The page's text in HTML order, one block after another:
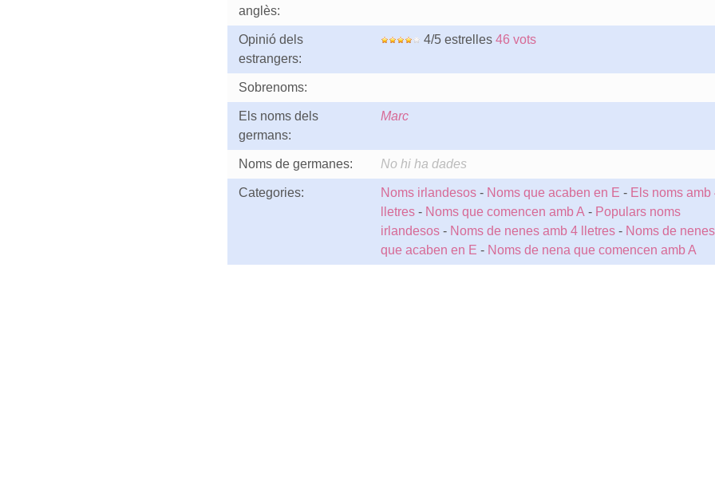
anglès:
Opinió dels
estrangers:
4/5 estrelles 46 vots
Sobrenoms:
Els noms dels
germans:
Marc
Noms de germanes: No hi ha dades
Categories: Noms irlandesos- Noms que acaben en E - Els noms amb
lletres- Noms que comencen amb A - Populars noms
irlandesos- Noms de nenes amb 4 lletres- Noms de nenes
que acaben en E - Noms de nena que comencen amb A